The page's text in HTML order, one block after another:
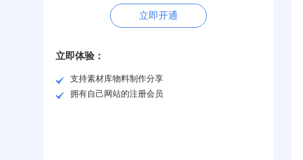
立即开通
立即体验：
支持素材库物料制作分享
拥有自己网站的注册会员